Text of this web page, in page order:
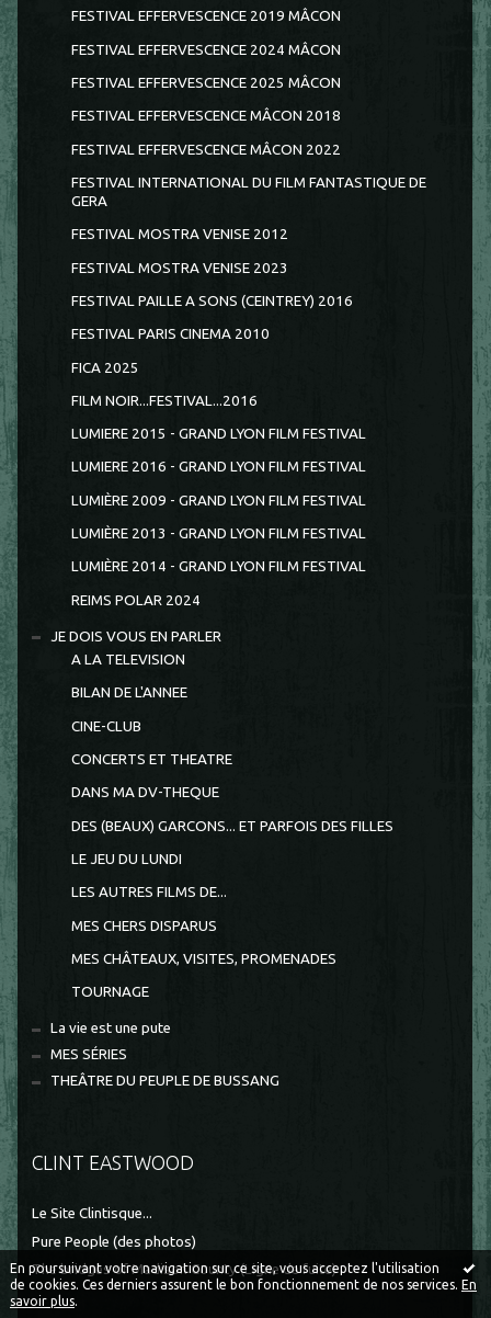
En poursuivant votre navigation sur ce site, vous acceptez l'utilisation
de cookies. Ces derniers assurent le bon fonctionnement de nos services. En
savoir plus.
FESTIVAL EFFERVESCENCE 2019 MÂCON
FESTIVAL EFFERVESCENCE 2024 MÂCON
FESTIVAL EFFERVESCENCE 2025 MÂCON
FESTIVAL EFFERVESCENCE MÂCON 2018
FESTIVAL EFFERVESCENCE MÂCON 2022
FESTIVAL INTERNATIONAL DU FILM FANTASTIQUE DE
GERA
FESTIVAL MOSTRA VENISE 2012
FESTIVAL MOSTRA VENISE 2023
FESTIVAL PAILLE A SONS (CEINTREY) 2016
FESTIVAL PARIS CINEMA 2010
FICA 2025
FILM NOIR...FESTIVAL...2016
LUMIERE 2015 - GRAND LYON FILM FESTIVAL
LUMIERE 2016 - GRAND LYON FILM FESTIVAL
LUMIÈRE 2009 - GRAND LYON FILM FESTIVAL
LUMIÈRE 2013 - GRAND LYON FILM FESTIVAL
LUMIÈRE 2014 - GRAND LYON FILM FESTIVAL
REIMS POLAR 2024
JE DOIS VOUS EN PARLER
A LA TELEVISION
BILAN DE L'ANNEE
CINE-CLUB
CONCERTS ET THEATRE
DANS MA DV-THEQUE
DES (BEAUX) GARCONS... ET PARFOIS DES FILLES
LE JEU DU LUNDI
LES AUTRES FILMS DE...
MES CHERS DISPARUS
MES CHÂTEAUX, VISITES, PROMENADES
TOURNAGE
La vie est une pute
MES SÉRIES
THEÂTRE DU PEUPLE DE BUSSANG
CLINT EASTWOOD
Le Site Clintisque...
Pure People (des photos)
The bridges of Madison County (Ligne de fuite)